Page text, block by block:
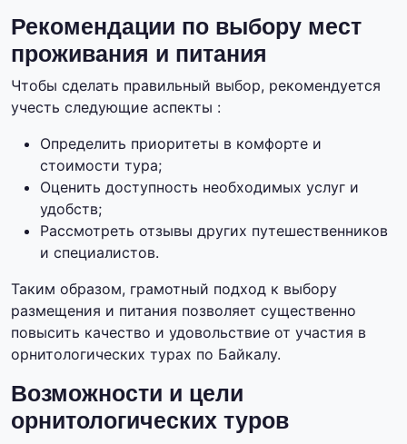
Рекомендации по выбору мест
проживания и питания
Чтобы сделать правильный выбор, рекомендуется
учесть следующие аспекты :
Определить приоритеты в комфорте и
стоимости тура;
Оценить доступность необходимых услуг и
удобств;
Рассмотреть отзывы других путешественников
и специалистов.
Таким образом, грамотный подход к выбору
размещения и питания позволяет существенно
повысить качество и удовольствие от участия в
орнитологических турах по Байкалу.
Возможности и цели
орнитологических туров